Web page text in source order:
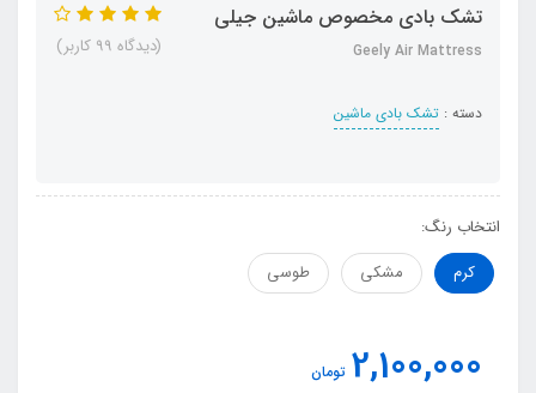
تشک بادی مخصوص ماشین جیلی
Geely Air Mattress
دسته : تشک بادی ماشین
(دیدگاه 99 کاربر)
انتخاب رنگ:
کرم
مشکی طوسی
2,100,000 تومان